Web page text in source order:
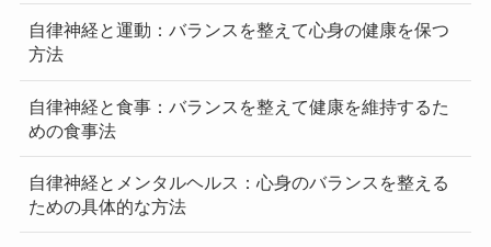
自律神経と運動：バランスを整えて心身の健康を保つ
方法
自律神経と食事：バランスを整えて健康を維持するた
めの食事法
自律神経とメンタルヘルス：心身のバランスを整える
ための具体的な方法